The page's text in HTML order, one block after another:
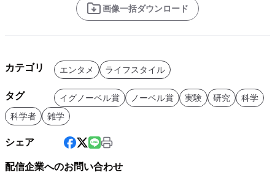
画像一括ダウンロード
カテゴリ エンタメ ライフスタイル
タグ イグノーベル賞 ノーベル賞 実験 研究
科学
科学者
雑学
シェア
配信企業へのお問い合わせ